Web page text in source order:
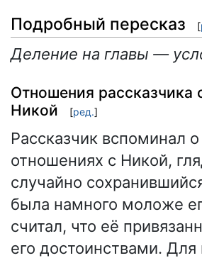
Подробный пересказ [
Деление на главы —
Отношения рассказчика
Никой
[ред.]
Рассказчик вспоминал
отношениях с Никой,
случайно
была намного моложе
считал, что её
его достоинствами. Для